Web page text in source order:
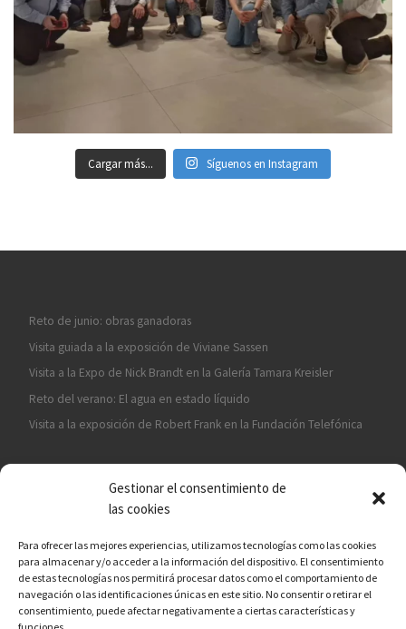
Gestionar el consentimiento de
las cookies
Para ofrecer las mejores experiencias, utilizamos tecnologías como las cookies
para almacenar y/o acceder a la información del dispositivo. El consentimiento
de estas tecnologías nos permitirá procesar datos como el comportamiento de
navegación o las identificaciones únicas en este sitio. No consentir o retirar el
consentimiento, puede afectar negativamente a ciertas características y
Cargar más... Síguenos en Instagram
Reto de junio: obras ganadoras
Visita guiada a la exposición de Viviane Sassen
Visita a la Expo de Nick Brandt en la Galería Tamara Kreisler
Reto del verano: El agua en estado líquido
Visita a la exposición de Robert Frank en la Fundación Telefónica
¡ASÓCIATE A CÁMARA EN MANO!